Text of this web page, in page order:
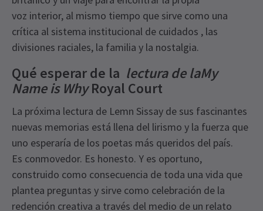
voz interior, al mismo tiempo que sirve como una
crítica al sistema institucional de cuidados , las
divisiones raciales, la familia y la nostalgia.
Qué esperar de la lectura de laMy
Name is WhyRoyal Court
La próxima lectura de Lemn Sissay de sus fascinantes
nuevas memorias está llena del lirismo y la fuerza que
uno esperaría de los poetas más queridos del país.
Es conmovedor. Es honesto. Y es oportuno,
construido como consecuencia de toda una vida que
plantea preguntas y sirve como celebración de la
redención creativa a través del medio de un relato